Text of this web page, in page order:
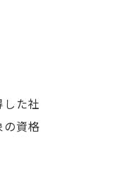
た社
資格